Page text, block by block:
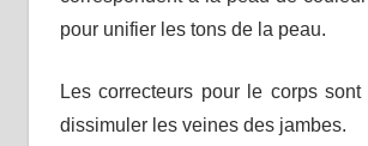
pour unifier les tons de la peau.
Les correcteurs pour le corps
dissimuler les veines des jambes.